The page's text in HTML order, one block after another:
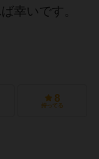
幸いです。
8
持ってる